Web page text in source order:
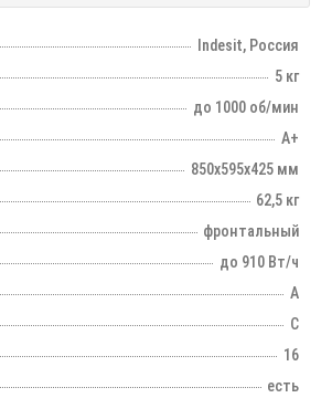
Indesit, Россия
5 кг
до 1000 об/мин
А+
850х595х425 мм
62,5 кг
фронтальный
до 910 Вт/ч
A
C
16
есть